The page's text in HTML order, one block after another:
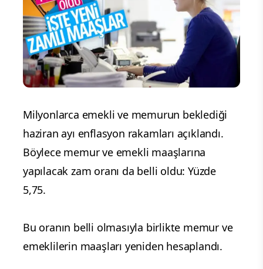
Milyonlarca emekli ve memurun beklediği
haziran ayı enflasyon rakamları açıklandı.
Böylece memur ve emekli maaşlarına
yapılacak zam oranı da belli oldu: Yüzde
5,75.
Bu oranın belli olmasıyla birlikte memur ve
emeklilerin maaşları yeniden hesaplandı.